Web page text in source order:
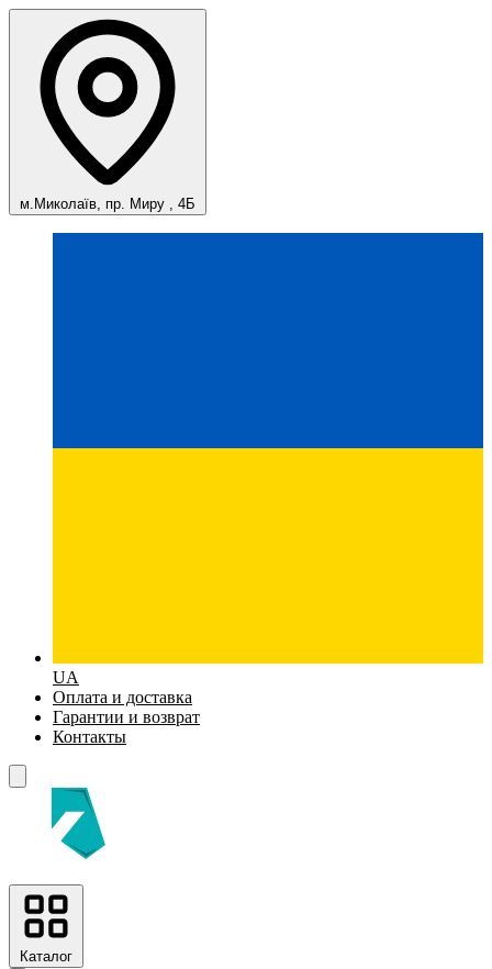
м.Миколаїв, пр. Миру , 4Б
UA
Оплата и доставка
Гарантии и возврат
Контакты
Каталог